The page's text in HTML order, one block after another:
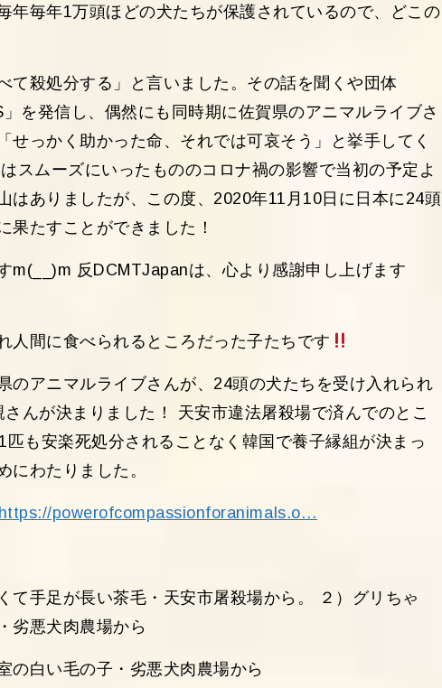
年毎年1万頭ほどの犬たちが保護されているので、どこの
て殺処分する」と言いました。その話を聞くや団体
を発信し、偶然にも同時期に佐賀県のアニマルライブさ
せっかく助かった命、それでは可哀そう」と挙手してく
スムーズにいったもののコロナ禍の影響で当初の予定よ
はありましたが、この度、2020年11月10日に日本に24頭
果たすことができました！
m(__)m 反DCMTJapanは、心より感謝申し上げます
人間に食べられるところだった子たちです
のアニマルライブさんが、24頭の犬たちを受け入れられ
んが決まりました！ 天安市違法屠殺場で済んでのとこ
も安楽死処分されることなく韓国で養子縁組が決まっ
にわたりました。
https://powerofcompassionforanimals.o…
て手足が長い茶毛・天安市屠殺場から。 ２）グリちゃ
劣悪犬肉農場から
の白い毛の子・劣悪犬肉農場から